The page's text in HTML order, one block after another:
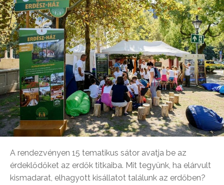
A rendezvényen 15 tematikus sátor avatja be az
érdeklődőket az erdők titkaiba. Mit tegyünk, ha elárvult
kismadarat, elhagyott kisállatot találunk az erdőben?